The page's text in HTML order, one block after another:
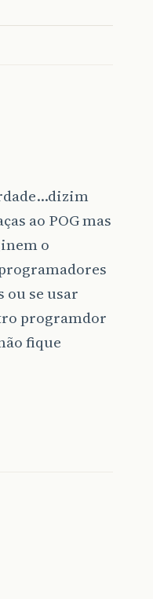
ao POG mas
o
ou se usar
programdor
fique